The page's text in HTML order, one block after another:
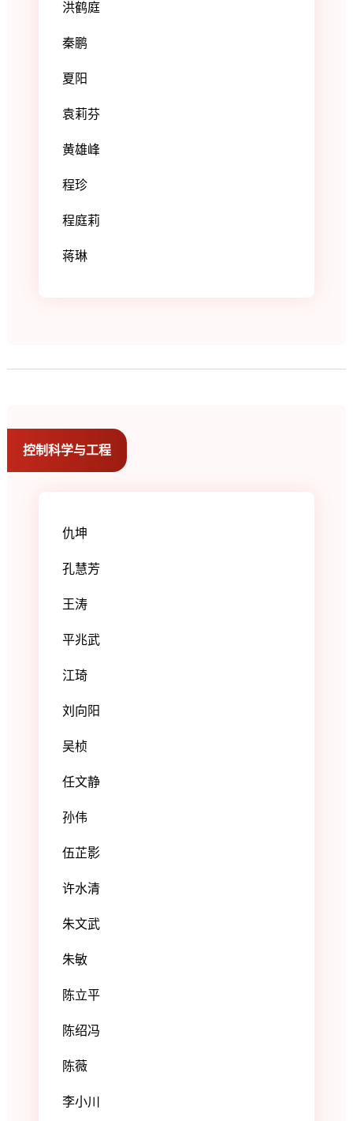
洪鹤庭
秦鹏
夏阳
袁莉芬
黄雄峰
程珍
程庭莉
蒋琳
控制科学与工程
仇坤
孔慧芳
王涛
平兆武
江琦
刘向阳
吴桢
任文静
孙伟
伍芷影
许水清
朱文武
朱敏
陈立平
陈绍冯
陈薇
李小川